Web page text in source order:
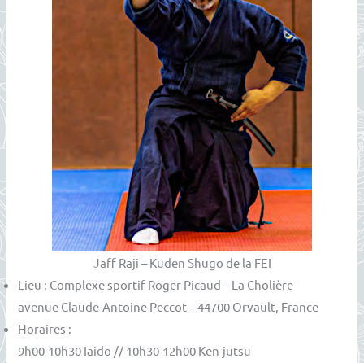
Jaff Raji – Kuden Shugo de la FEI
Lieu : Complexe sportif Roger Picaud – La Cholière
avenue Claude-Antoine Peccot – 44700 Orvault, France
Horaires :
9h00-10h30 Iaido // 10h30-12h00 Ken-jutsu